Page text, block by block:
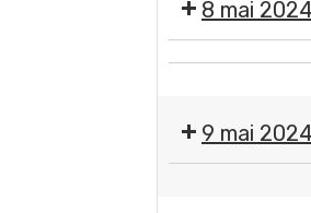
8 mai 2024
❌
des
services
de
9 mai 2024